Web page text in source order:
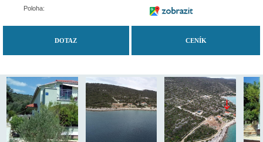
Nejbližší pláž: 15 m
3000 m
Nejbližší restaurace: 40 m
Nejbližší ambulance: 6 km
Letiště: 30 km
Majitel bydlí v objektu: NE
Poloha: